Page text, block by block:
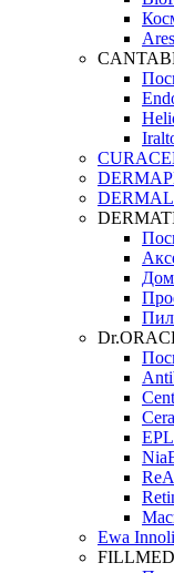
Ares
EPL
Ewa
FILLMED